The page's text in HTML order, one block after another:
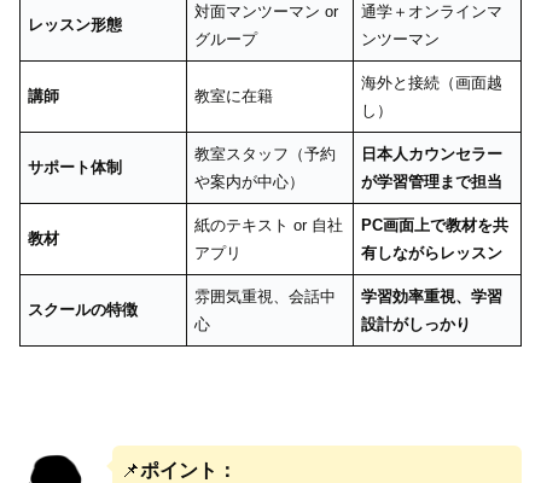
レッスン形態
対面マンツーマン or
グループ
通学＋オンラインマ
ンツーマン
講師 教室に在籍
海外と接続（画面越
し）
サポート体制
教室スタッフ（予約
や案内が中心）
日本人カウンセラー
が学習管理まで担当
教材
紙のテキスト or 自社
アプリ
PC画面上で教材を共
有しながらレッスン
スクールの特徴
雰囲気重視、会話中
心
学習効率重視、学習
設計がしっかり
📌ポイント：